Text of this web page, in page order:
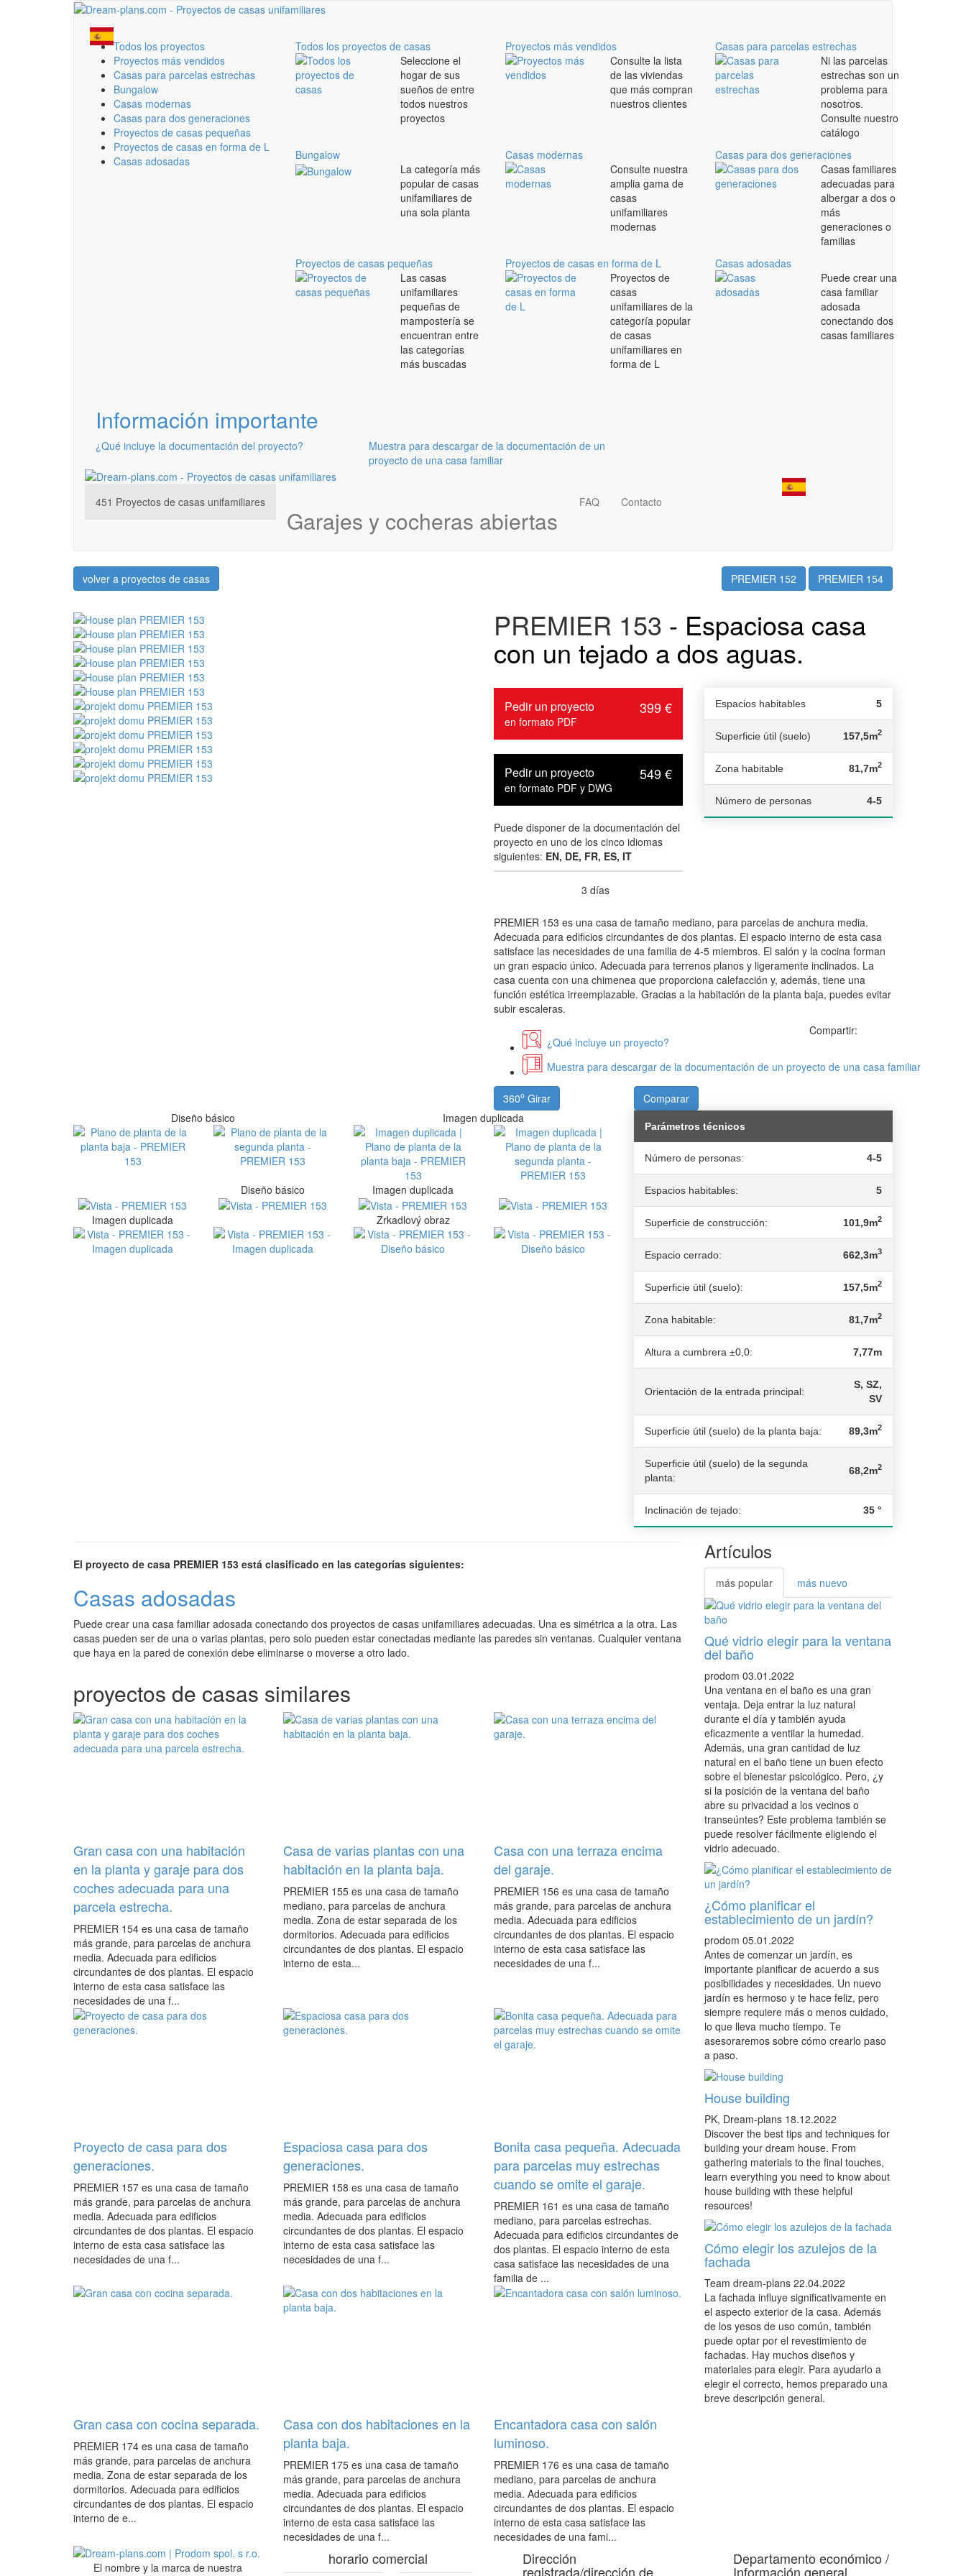
Todos los proyectos
Proyectos más vendidos
Casas para parcelas estrechas
Bungalow
Casas modernas
Casas para dos generaciones
Proyectos de casas pequeñas
Proyectos de casas en forma de L
Casas adosadas
Todos los proyectos de casas
Seleccione el
hogar de sus
sueños de entre
todos nuestros
proyectos
Proyectos más vendidos
Consulte la lista
de las viviendas
que más compran
nuestros clientes
Casas para parcelas estrechas
Ni las parcelas
estrechas son un
problema para
nosotros.
Consulte nuestro
catálogo
Bungalow
La categoría más
popular de casas
unifamiliares de
una sola planta
Casas modernas
Consulte nuestra
amplia gama de
casas
unifamiliares
modernas
Casas para dos generaciones
Casas familiares
adecuadas para
albergar a dos o
más
generaciones o
familias
Proyectos de casas pequeñas
Las casas
unifamiliares
pequeñas de
mampostería se
encuentran entre
las categorías
más buscadas
Proyectos de casas en forma de L
Proyectos de
casas
unifamiliares de la
categoría popular
de casas
unifamiliares en
forma de L
Casas adosadas
Puede crear una
casa familiar
adosada
conectando dos
casas familiares
Información importante
¿Qué incluye la documentación del proyecto?
Muestra para descargar de la documentación de un
proyecto de una casa familiar
451 Proyectos de casas unifamiliares
Garajes y cocheras abiertas
FAQ Contacto
volver a proyectos de casas PREMIER 152 PREMIER 154
PREMIER 153 - Espaciosa casa
con un tejado a dos aguas.
Pedir un proyecto
en formato PDF
399 €
Pedir un proyecto
en formato PDF y DWG
549 €
Puede disponer de la documentación del
proyecto en uno de los cinco idiomas
siguientes: EN, DE, FR, ES, IT
3 días
Espacios habitables 5
Superficie útil (suelo) 157,5m2
Zona habitable 81,7m2
Número de personas 4-5
PREMIER 153 es una casa de tamaño mediano, para parcelas de anchura media.
Adecuada para edificios circundantes de dos plantas. El espacio interno de esta casa
satisface las necesidades de una familia de 4-5 miembros. El salón y la cocina forman
un gran espacio único. Adecuada para terrenos planos y ligeramente inclinados. La
casa cuenta con una chimenea que proporciona calefacción y, además, tiene una
función estética irreemplazable. Gracias a la habitación de la planta baja, puedes evitar
subir escaleras.
¿Qué incluye un proyecto?
Muestra para descargar de la documentación de un proyecto de una casa familiar
Compartir:
360o Girar
Comparar
Diseño básico
Imagen duplicada
Diseño básico Imagen duplicada
Imagen duplicada Zrkadlový obraz
Parámetros técnicos
Número de personas: 4-5
Espacios habitables: 5
Superficie de construcción: 101,9m2
Espacio cerrado: 662,3m3
Superficie útil (suelo): 157,5m2
Zona habitable: 81,7m2
Altura a cumbrera ±0,0: 7,77m
Orientación de la entrada principal:
S, SZ,
SV
Superficie útil (suelo) de la planta baja: 89,3m2
Superficie útil (suelo) de la segunda
planta:
68,2m2
Inclinación de tejado: 35 °
El proyecto de casa PREMIER 153 está clasificado en las categorías siguientes:
Casas adosadas
Puede crear una casa familiar adosada conectando dos proyectos de casas unifamiliares adecuadas. Una es simétrica a la otra. Las
casas pueden ser de una o varias plantas, pero solo pueden estar conectadas mediante las paredes sin ventanas. Cualquier ventana
que haya en la pared de conexión debe eliminarse o moverse a otro lado.
proyectos de casas similares
Gran casa con una habitación
en la planta y garaje para dos
coches adecuada para una
parcela estrecha.
PREMIER 154 es una casa de tamaño
más grande, para parcelas de anchura
media. Adecuada para edificios
circundantes de dos plantas. El espacio
interno de esta casa satisface las
necesidades de una f...
Casa de varias plantas con una
habitación en la planta baja.
PREMIER 155 es una casa de tamaño
mediano, para parcelas de anchura
media. Zona de estar separada de los
dormitorios. Adecuada para edificios
circundantes de dos plantas. El espacio
interno de esta...
Casa con una terraza encima
del garaje.
PREMIER 156 es una casa de tamaño
más grande, para parcelas de anchura
media. Adecuada para edificios
circundantes de dos plantas. El espacio
interno de esta casa satisface las
necesidades de una f...
Proyecto de casa para dos
generaciones.
PREMIER 157 es una casa de tamaño
más grande, para parcelas de anchura
media. Adecuada para edificios
circundantes de dos plantas. El espacio
interno de esta casa satisface las
necesidades de una f...
Espaciosa casa para dos
generaciones.
PREMIER 158 es una casa de tamaño
más grande, para parcelas de anchura
media. Adecuada para edificios
circundantes de dos plantas. El espacio
interno de esta casa satisface las
necesidades de una f...
Bonita casa pequeña. Adecuada
para parcelas muy estrechas
cuando se omite el garaje.
PREMIER 161 es una casa de tamaño
mediano, para parcelas estrechas.
Adecuada para edificios circundantes de
dos plantas. El espacio interno de esta
casa satisface las necesidades de una
familia de ...
Gran casa con cocina separada.
PREMIER 174 es una casa de tamaño
más grande, para parcelas de anchura
media. Zona de estar separada de los
dormitorios. Adecuada para edificios
circundantes de dos plantas. El espacio
interno de e...
Casa con dos habitaciones en la
planta baja.
PREMIER 175 es una casa de tamaño
más grande, para parcelas de anchura
media. Adecuada para edificios
circundantes de dos plantas. El espacio
interno de esta casa satisface las
necesidades de una f...
Encantadora casa con salón
luminoso.
PREMIER 176 es una casa de tamaño
mediano, para parcelas de anchura
media. Adecuada para edificios
circundantes de dos plantas. El espacio
interno de esta casa satisface las
necesidades de una fami...
Artículos
más popular más nuevo
Qué vidrio elegir para la ventana
del baño
prodom 03.01.2022
Una ventana en el baño es una gran
ventaja. Deja entrar la luz natural
durante el día y también ayuda
eficazmente a ventilar la humedad.
Además, una gran cantidad de luz
natural en el baño tiene un buen efecto
sobre el bienestar psicológico. Pero, ¿y
si la posición de la ventana del baño
abre su privacidad a los vecinos o
transeúntes? Este problema también se
puede resolver fácilmente eligiendo el
vidrio adecuado.
¿Cómo planificar el
establecimiento de un jardín?
prodom 05.01.2022
Antes de comenzar un jardín, es
importante planificar de acuerdo a sus
posibilidades y necesidades. Un nuevo
jardín es hermoso y te hace feliz, pero
siempre requiere más o menos cuidado,
lo que lleva mucho tiempo. Te
asesoraremos sobre cómo crearlo paso
a paso.
House building
PK, Dream-plans 18.12.2022
Discover the best tips and techniques for
building your dream house. From
gathering materials to the final touches,
learn everything you need to know about
house building with these helpful
resources!
Cómo elegir los azulejos de la
fachada
Team dream-plans 22.04.2022
La fachada influye significativamente en
el aspecto exterior de la casa. Además
de los yesos de uso común, también
puede optar por el revestimiento de
fachadas. Hay muchos diseños y
materiales para elegir. Para ayudarlo a
elegir el correcto, hemos preparado una
breve descripción general.
El nombre y la marca de nuestra
horario comercial Dirección
registrada/dirección de
Departamento económico /
Información general